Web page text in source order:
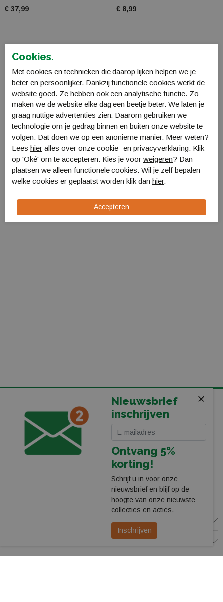
€ 37,99
€ 8,99
Bo-Camp Slaapmat
Alufolie/schuim 125x190
3506355
KOMT U LANGS IN ONZE WINKEL BIJ HET PEC ZWOLLE
STADION
Leerentveld Vrije Tijd BV
Stadionplein 13
8025 CP Zwolle
WINKEL
KLANTENSERVICE
×
Nieuwsbrief
inschrijven
Ontvang 5%
korting!
Schrijf u in voor onze
nieuwsbrief en blijf op de
hoogte van onze nieuwste
collecties en acties.
Inschrijven
Cookies.
Met cookies en technieken die daarop lijken helpen we je
beter en persoonlijker. Dankzij functionele cookies werkt de
website goed. Ze hebben ook een analytische functie. Zo
maken we de website elke dag een beetje beter. We laten je
graag nuttige advertenties zien. Daarom gebruiken we
technologie om je gedrag binnen en buiten onze website te
volgen. Dat doen we op een anonieme manier. Meer weten?
Lees hier alles over onze cookie- en privacyverklaring. Klik
op 'Oké' om te accepteren. Kies je voor weigeren? Dan
plaatsen we alleen functionele cookies. Wil je zelf bepalen
welke cookies er geplaatst worden klik dan hier.